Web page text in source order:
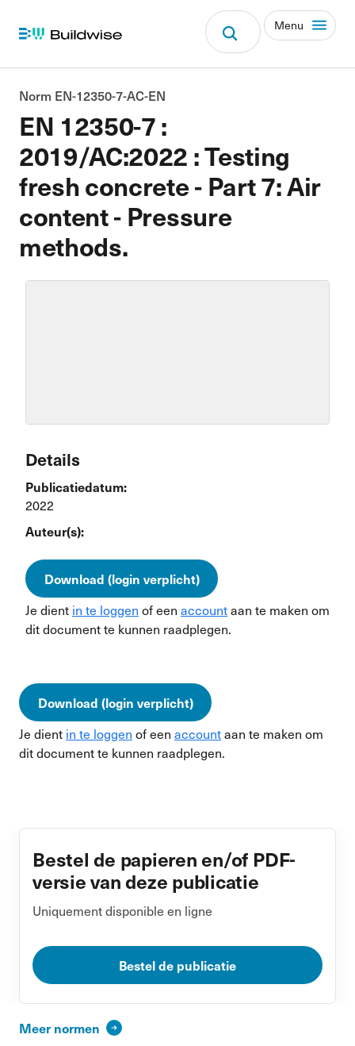
Menu
EN 12350-7 :
2019/AC:2022 : Testing
fresh concrete - Part 7: Air
content - Pressure
methods.
Norm EN-12350-7-AC-EN
Details
Publicatiedatum:
2022
Auteur(s):
Download (login verplicht)
Je dient in te loggen of een accountaan te maken om
dit document te kunnen raadplegen.
Download (login verplicht)
Je dient in te loggen of een accountaan te maken om
dit document te kunnen raadplegen.
Bestel de papieren en/of PDF-
versie van deze publicatie
Uniquement disponible en ligne
Bestel de publicatie
Meer normen